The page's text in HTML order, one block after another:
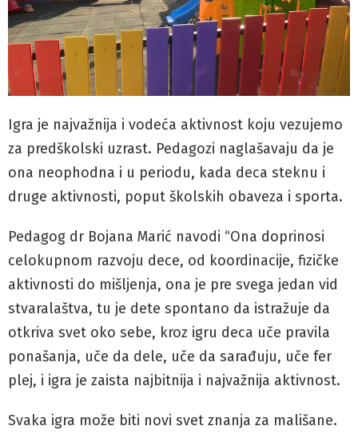
Igra je najvažnija i vodeća aktivnost koju vezujemo
za predškolski uzrast. Pedagozi naglašavaju da je
ona neophodna i u periodu, kada deca steknu i
druge aktivnosti, poput školskih obaveza i sporta.
Pedagog dr Bojana Marić navodi “Ona doprinosi
celokupnom razvoju dece, od koordinacije, fizičke
aktivnosti do mišljenja, ona je pre svega jedan vid
stvaralaštva, tu je dete spontano da istražuje da
otkriva svet oko sebe, kroz igru deca uče pravila
ponašanja, uče da dele, uče da sarađuju, uče fer
plej, i igra je zaista najbitnija i najvažnija aktivnost.
Svaka igra može biti novi svet znanja za mališane.